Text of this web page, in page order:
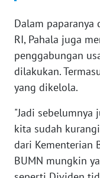
Dalam paparanya
RI, Pahala juga
penggabungan
dilakukan.
yang dikelola.
"Jadi sebelumnya
kita sudah
dari Kementerian
BUMN mungkin
WN
WN
SERAMBI
WN
JAMBI
WN
SULTRA